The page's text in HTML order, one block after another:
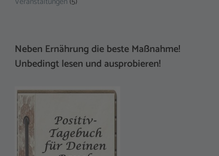
Neben Ernährung die beste Maßnahme!
Unbedingt lesen und ausprobieren!